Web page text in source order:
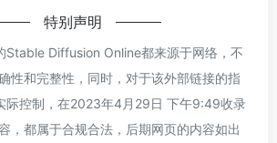
特别声明
Stable Diffusion Online都来源于网络，不
性和完整性，同时，对于该外部链接的指
际控制，在2023年4月29日 下午9:49收录
，都属于合规合法，后期网页的内容如出